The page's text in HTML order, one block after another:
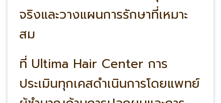
จริงและวางแผนการรักษาที่เหมาะ
สม
ที่ Ultima Hair Center การ
ประเมินทุกเคสดำเนินการโดยแพทย์